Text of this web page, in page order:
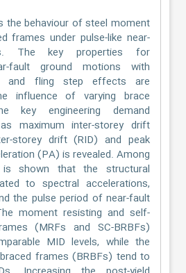
the behaviour of steel moment
frames under pulse-like near-
The key properties for
fault ground motions with
and fling step effects are
influence of varying brace
key engineering demand
maximum inter-storey drift
storey drift (RID) and peak
(PA) is revealed. Among
shown that the structural
to spectral accelerations,
the pulse period of near-fault
moment resisting and self-
(MRFs and SC-BRBFs)
MID levels, while the
frames (BRBFs) tend to